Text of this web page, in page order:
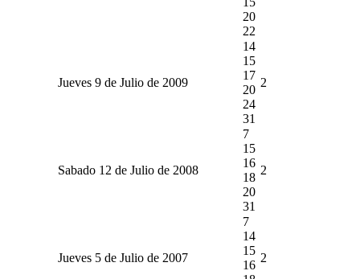
20
22
Jueves 9 de Julio de 2009
14
15
17
20
24
31
2
Sabado 12 de Julio de 2008
7
15
16
18
20
31
2
Jueves 5 de Julio de 2007
7
14
15
16
2